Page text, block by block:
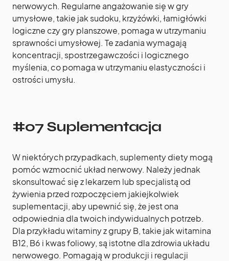
nerwowych. Regularne angażowanie się w gry
umysłowe, takie jak sudoku, krzyżówki, łamigłówki
logiczne czy gry planszowe, pomaga w utrzymaniu
sprawności umysłowej. Te zadania wymagają
koncentracji, spostrzegawczości i logicznego
myślenia, co pomaga w utrzymaniu elastyczności i
ostrości umysłu.
#07 Suplementacja
W niektórych przypadkach, suplementy diety mogą
pomóc wzmocnić układ nerwowy. Należy jednak
skonsultować się z lekarzem lub specjalistą od
żywienia przed rozpoczęciem jakiejkolwiek
suplementacji, aby upewnić się, że jest ona
odpowiednia dla twoich indywidualnych potrzeb.
Dla przykładu witaminy z grupy B, takie jak witamina
B12, B6 i kwas foliowy, są istotne dla zdrowia układu
nerwowego. Pomagają w produkcji i regulacji